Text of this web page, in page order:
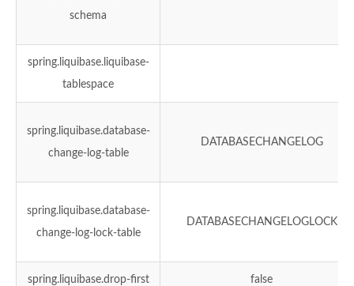
schema
spring.liquibase.liquibase-
tablespace
spring.liquibase.database-
change-log-table
DATABASECHANGELOG
spring.liquibase.database-
change-log-lock-table
DATABASECHANGELOGLOCK
spring.liquibase.drop-first false